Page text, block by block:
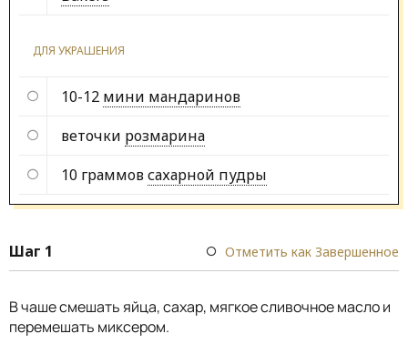
ДЛЯ УКРАШЕНИЯ
10-12 мини мандаринов
веточки розмарина
10 граммовсахарной пудры
Шаг 1 Отметить как Завершенное
В чаше смешать яйца, сахар, мягкое сливочное масло и
перемешать миксером.